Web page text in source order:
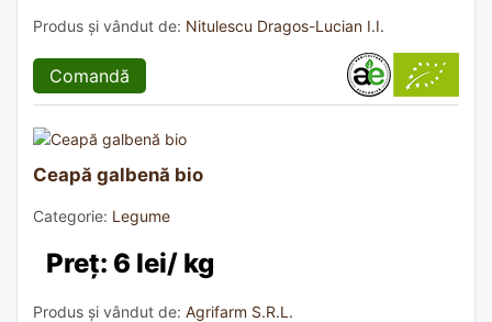
Produs și vândut de: Nitulescu Dragos-Lucian I.I.
Comandă
Ceapă galbenă bio
Categorie: Legume
Preț: 6 lei/ kg
Produs și vândut de: Agrifarm S.R.L.